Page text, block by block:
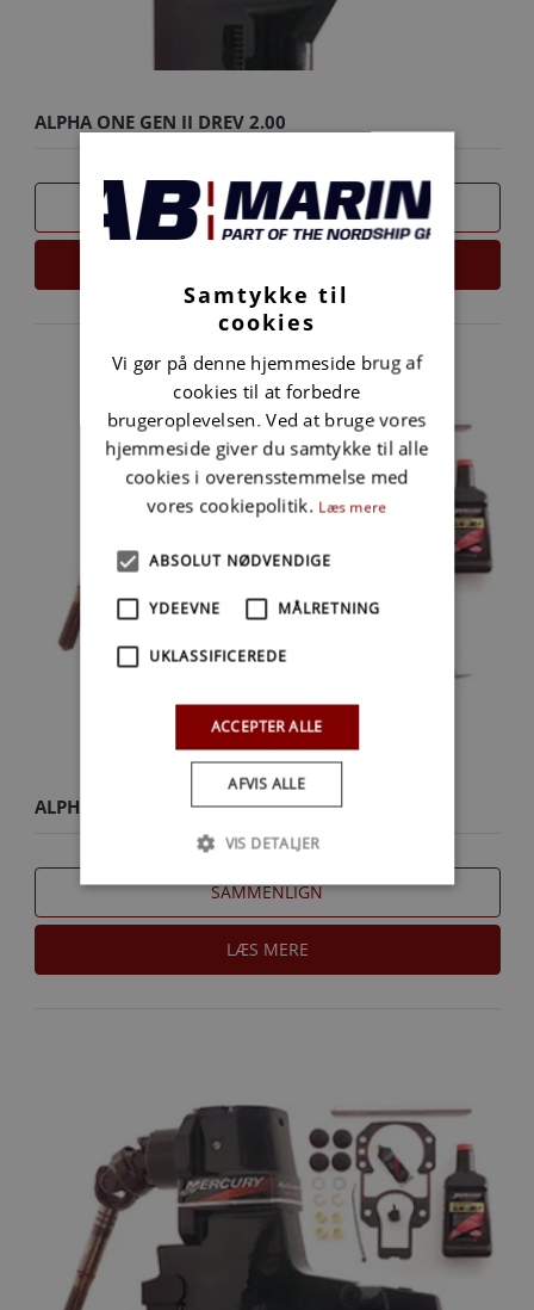
ALPHA ONE GEN II DREV 2.00
SAMMENLIGN
ALPHA ONE GEN II DREV 2.40
SAMMENLIGN
LÆS MERE
Samtykke til
cookies
Vi gør på denne hjemmeside brug af
cookies til at forbedre
brugeroplevelsen. Ved at bruge vores
hjemmeside giver du samtykke til alle
cookies i overensstemmelse med
vores cookiepolitik. Læs mere
ABSOLUT NØDVENDIGE
YDEEVNE MÅLRETNING
UKLASSIFICEREDE
ACCEPTER ALLE
AFVIS ALLE
VIS DETALJER